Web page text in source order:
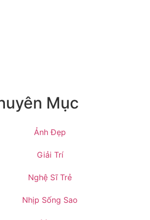
Mục
Ảnh Đẹp
Giải Trí
Nghệ Sĩ Trẻ
Nhịp Sống Sao